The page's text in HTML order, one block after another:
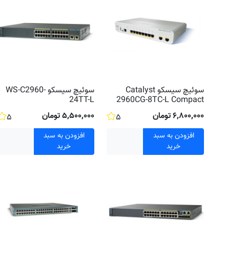
سوئیچ سیسکو Catalyst
2960CG-8TC-L Compact
۵
۶٬۸۰۰٬۰۰۰ تومان
افزودن به سبد
خرید
سوئیچ سیسکو WS-C2960-
24TT-L
۵
۵٬۵۰۰٬۰۰۰ تومان
افزودن به سبد
خرید